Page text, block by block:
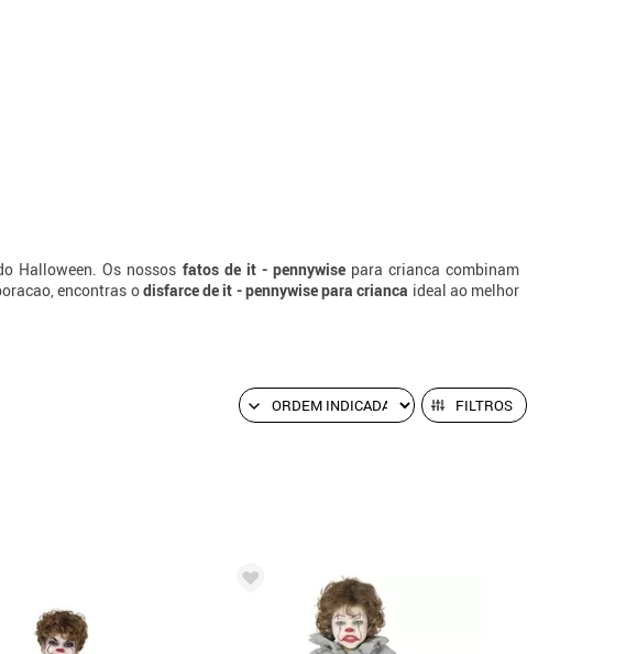
Halloween. Os nossos fatos de it - pennywisepara crianca combinam
encontras odisfarce de it - pennywise para crianca ideal ao melhor
FILTROS